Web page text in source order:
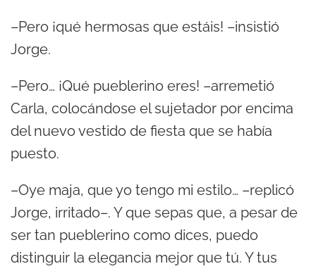
–Pero ¡qué hermosas que estáis! –insistió
Jorge.
–Pero… ¡Qué pueblerino eres! –arremetió
Carla, colocándose el sujetador por encima
del nuevo vestido de fiesta que se había
puesto.
–Oye maja, que yo tengo mi estilo… –replicó
Jorge, irritado–. Y que sepas que, a pesar de
ser tan pueblerino como dices, puedo
distinguir la elegancia mejor que tú. Y tus